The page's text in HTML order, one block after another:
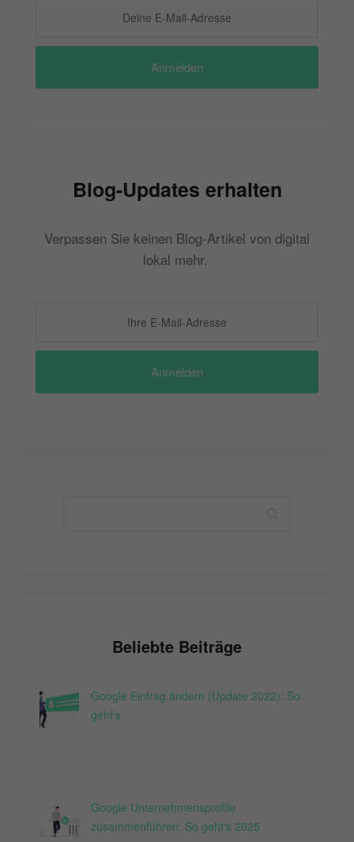
Anmelden
Blog-Updates erhalten
Verpassen Sie keinen Blog-Artikel von digital
lokal mehr.
Anmelden
Beliebte Beiträge
Google Eintrag ändern (Update 2022): So
geht‘s
Google Unternehmensprofile
zusammenführen: So geht's 2025